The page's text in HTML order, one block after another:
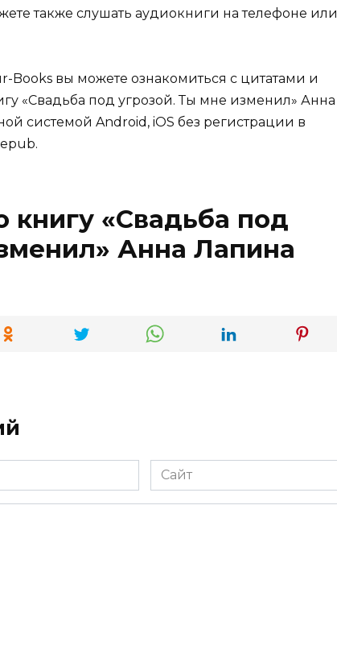
также слушать аудиокниги на телефоне или
Books вы можете ознакомиться с цитатами и
«Свадьба под угрозой. Ты мне изменил» Анна
системой Android, iOS без регистрации в
книгу «Свадьба под
Анна Лапина
Сайт